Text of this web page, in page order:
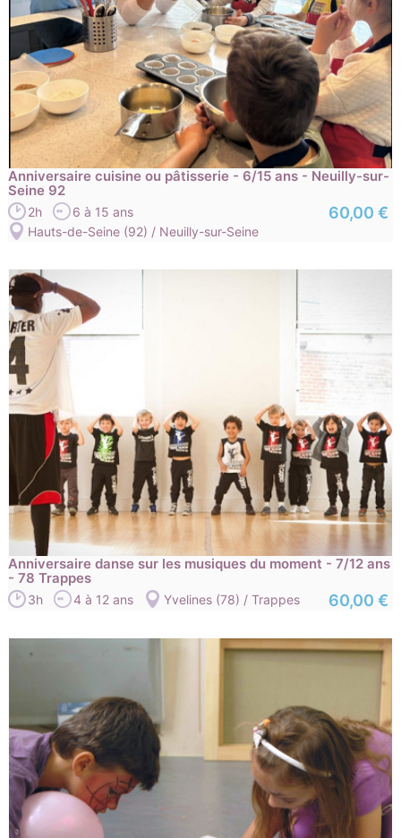
Anniversaire cuisine ou pâtisserie - 6/15 ans - Neuilly-sur-
Seine 92
2h
6 à 15 ans
Hauts-de-Seine (92) / Neuilly-sur-Seine
60,00 €
Anniversaire danse sur les musiques du moment - 7/12 ans
- 78 Trappes
3h 4 à 12 ans Yvelines (78) / Trappes 60,00 €